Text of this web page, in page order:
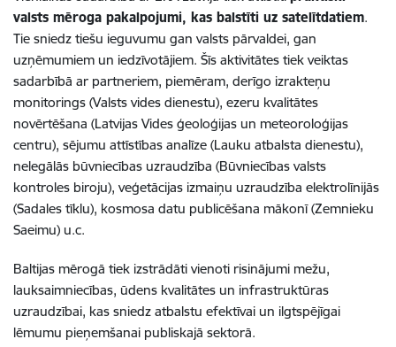
valsts mēroga pakalpojumi, kas balstīti uz satelītdatiem.
Tie sniedz tiešu ieguvumu gan valsts pārvaldei, gan
uzņēmumiem un iedzīvotājiem. Šīs aktivitātes tiek veiktas
sadarbībā ar partneriem, piemēram, derīgo izrakteņu
monitorings (Valsts vides dienestu), ezeru kvalitātes
novērtēšana (Latvijas Vides ģeoloģijas un meteoroloģijas
centru), sējumu attīstības analīze (Lauku atbalsta dienestu),
nelegālās būvniecības uzraudzība (Būvniecības valsts
kontroles biroju), veģetācijas izmaiņu uzraudzība elektrolīnijās
(Sadales tīklu), kosmosa datu publicēšana mākonī (Zemnieku
Saeimu) u.c.
Baltijas mērogā tiek izstrādāti vienoti risinājumi mežu,
lauksaimniecības, ūdens kvalitātes un infrastruktūras
uzraudzībai, kas sniedz atbalstu efektīvai un ilgtspējīgai
lēmumu pieņemšanai publiskajā sektorā.